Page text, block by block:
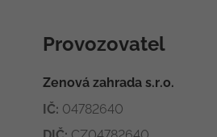
Provozovatel
Zenová zahrada s.r.o.
IČ: 04782640